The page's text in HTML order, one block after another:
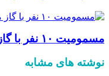
مسمومیت ۱۰ نفر با گاز مونوکسیدکربن در قم
نوشته های مشابه